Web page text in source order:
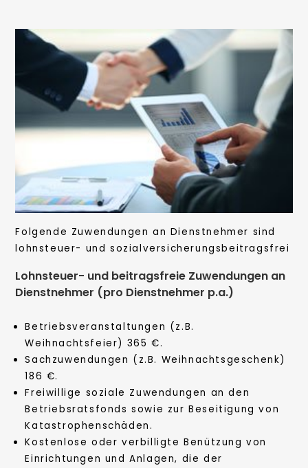
Folgende Zuwendungen an Dienstnehmer sind
lohnsteuer- und sozialversicherungsbeitragsfrei
Lohnsteuer- und beitragsfreie Zuwendungen an
Dienstnehmer (pro Dienstnehmer p.a.)
Betriebsveranstaltungen (z.B.
Weihnachtsfeier) 365 €.
Sachzuwendungen (z.B. Weihnachtsgeschenk)
186 €.
Freiwillige soziale Zuwendungen an den
Betriebsratsfonds sowie zur Beseitigung von
Katastrophenschäden.
Kostenlose oder verbilligte Benützung von
Einrichtungen und Anlagen, die der